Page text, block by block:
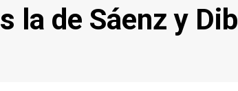
la de Sáenz y Dib